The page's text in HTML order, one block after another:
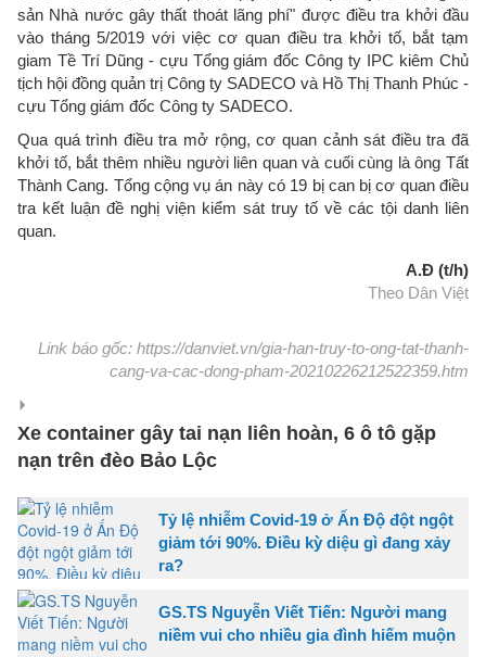
sản Nhà nước gây thất thoát lãng phí" được điều tra khởi đầu
vào tháng 5/2019 với việc cơ quan điều tra khởi tố, bắt tạm
giam Tề Trí Dũng - cựu Tổng giám đốc Công ty IPC kiêm Chủ
tịch hội đồng quản trị Công ty SADECO và Hồ Thị Thanh Phúc -
cựu Tổng giám đốc Công ty SADECO.
Qua quá trình điều tra mở rộng, cơ quan cảnh sát điều tra đã
khởi tố, bắt thêm nhiều người liên quan và cuối cùng là ông Tất
Thành Cang. Tổng cộng vụ án này có 19 bị can bị cơ quan điều
tra kết luận đề nghị viện kiểm sát truy tố về các tội danh liên
quan.
A.Đ (t/h)
Theo Dân Việt
Link báo gốc: https://danviet.vn/gia-han-truy-to-ong-tat-thanh-
cang-va-cac-dong-pham-20210226212522359.htm
Xe container gây tai nạn liên hoàn, 6 ô tô gặp
nạn trên đèo Bảo Lộc
Tỷ lệ nhiễm Covid-19 ở Ấn Độ đột ngột
giảm tới 90%. Điều kỳ diệu gì đang xảy
ra?
GS.TS Nguyễn Viết Tiến: Người mang
niềm vui cho nhiều gia đình hiếm muộn